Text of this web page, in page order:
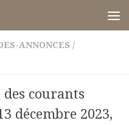
ANNONCES /
courants
décembre 2023,